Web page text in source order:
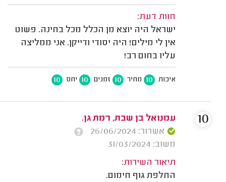
חוות דעת:
ישראל היה יוצא מן הכלל מכל בחינה. פשוט
אין לי מילים! היה יסודי ודייקן. אני ממליצה
עליו בחום רב!
איכות 10 מחיר 10 זמנים 10 יחס 10
עמנואל בן שבת, רמת גן.
אשרור: 26/06/2024
משוב: 31/03/2024
תיאור השירות:
החלפת גוף חימום.
10